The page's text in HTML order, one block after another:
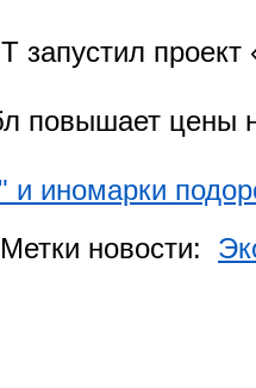
запустил
повышает цены
иномарки
новости: